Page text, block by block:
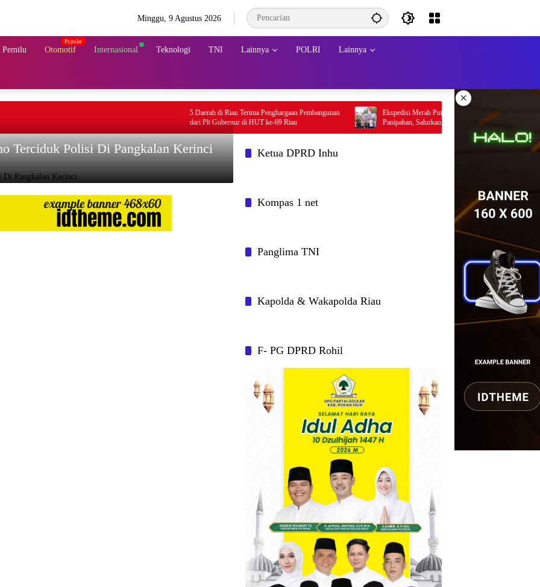
Minggu, 9 Agustus 2026
Otomotif Internasional Teknologi TNI Lainnya POLRI Lainnya
×
5 Daerah di Riau Terima Penghargaan Pembangunan
dari Plt Gubernur di HUT ke-69 Riau
Ekspedisi Merah Putih Presisi Polda Riau Hadir di
Panipahan, Salurkan Bantuan dan Layanan Kesehatan
Terciduk Polisi Di Pangkalan Kerinci Ketua DPRD Inhu
Kompas 1 net
Panglima TNI
Kapolda & Wakapolda Riau
F- PG DPRD Rohil